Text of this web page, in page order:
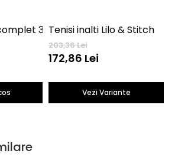
Penar echipat complet 3 nivele Lilo & StitchTenisi inalti Lilo & Stitch
203,36 Lei
172,86 Lei
Vezi Variante